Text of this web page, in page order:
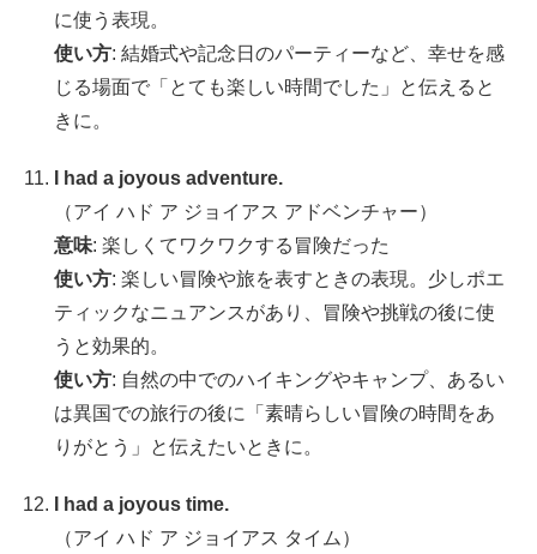
に使う表現。
使い方: 結婚式や記念日のパーティーなど、幸せを感
じる場面で「とても楽しい時間でした」と伝えると
きに。
I had a joyous adventure.
（アイ ハド ア ジョイアス アドベンチャー）
意味: 楽しくてワクワクする冒険だった
使い方: 楽しい冒険や旅を表すときの表現。少しポエ
ティックなニュアンスがあり、冒険や挑戦の後に使
うと効果的。
使い方: 自然の中でのハイキングやキャンプ、あるい
は異国での旅行の後に「素晴らしい冒険の時間をあ
りがとう」と伝えたいときに。
I had a joyous time.
（アイ ハド ア ジョイアス タイム）